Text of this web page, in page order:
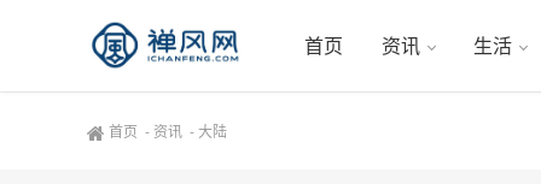
首页 资讯 生活
首页 - 资讯 -大陆